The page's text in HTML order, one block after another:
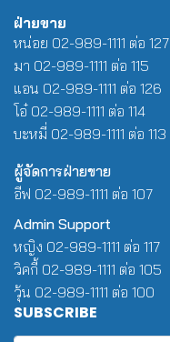
ฝ่ายขาย
หน่อย 02-989-1111 ต่อ 127
มา 02-989-1111 ต่อ 115
แอน 02-989-1111 ต่อ 126
โอ๋ 02-989-1111 ต่อ 114
บะหมี่ 02-989-1111 ต่อ 113
ผู้จัดการฝ่ายขาย
อีฟ 02-989-1111 ต่อ 107
Admin Support
หญิง 02-989-1111 ต่อ 117
วิคกี้ 02-989-1111 ต่อ 105
วุ้น 02-989-1111 ต่อ 100
SUBSCRIBE